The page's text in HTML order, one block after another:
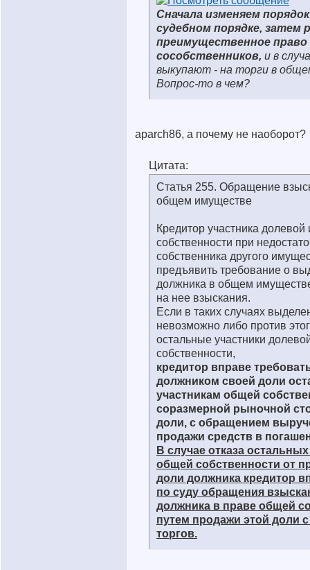
Сначала изменяем
судебном порядке, затем
преимущественное право
сособственников, и в
выкупают - на торги в
Вопрос-то в чем?
aparch86, а почему не наоборот?
Цитата:
Статья 255. Обращение
общем имуществе
Кредитор участника
собственности при
собственника другого
предъявить требование о
должника в общем
на нее взыскания.
Если в таких случаях
невозможно либо против
остальные участники
собственности,
кредитор вправе
должником своей доли
участникам общей
соразмерной рыночной
доли, с обращением
продажи средств в
В случае отказа
общей собственности от
доли должника кредитор
по суду обращения
должника в праве общей
путем продажи этой доли
торгов.